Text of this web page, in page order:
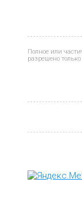
Полное или
разрешено